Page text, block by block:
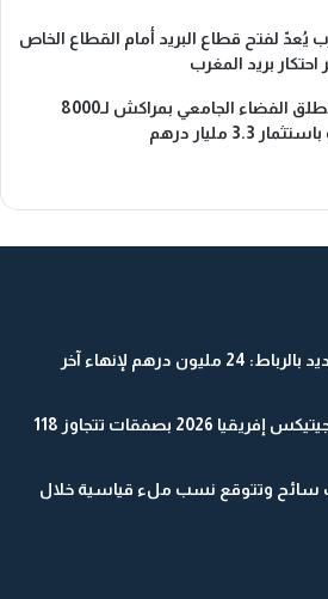
يُعدّ لفتح قطاع البريد أمام القطاع الخاص
بريد المغرب
UIR تطلق الفضاء الجامعي بمراكش لـ8000
3.3 مليار درهم
مستشفى ابن سينا الجديد بالرباط: 24 مليون درهم لإنهاء آخر
مراكش تستعد لتنظيم جيتيكس إفريقيا 2026 بصفقات تتجاوز 118
تستقبل 607 آلاف سائح وتتوقع نسب ملء قياسية خلال